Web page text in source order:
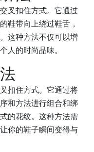
叉扣住方式。它通过
鞋带向上绕过鞋舌，
这种方法不仅可以增
人的时尚品味。
扣住方式。它通过将
和方法进行组合和绑
的花纹。这种方法需
你的鞋子瞬间变得与